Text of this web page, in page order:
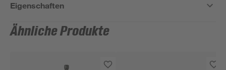
Eigenschaften
Ähnliche Produkte